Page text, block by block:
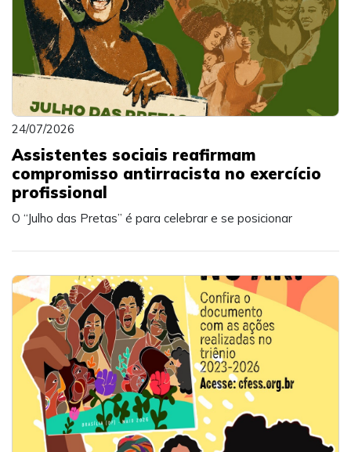
24/07/2026
Assistentes sociais reafirmam
compromisso antirracista no exercício
profissional
O “Julho das Pretas” é para celebrar e se posicionar